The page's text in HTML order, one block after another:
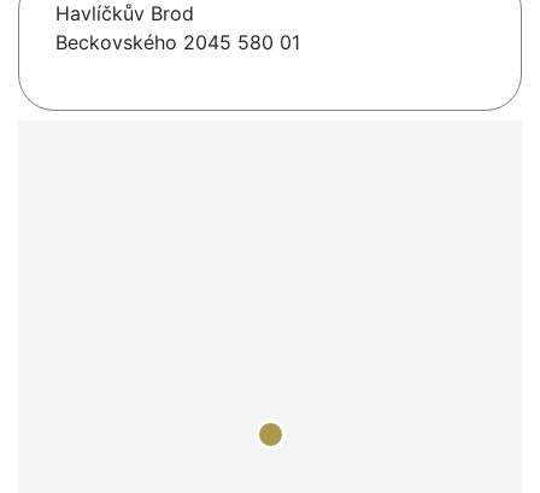
Havlíčkův Brod
Beckovského 2045 580 01